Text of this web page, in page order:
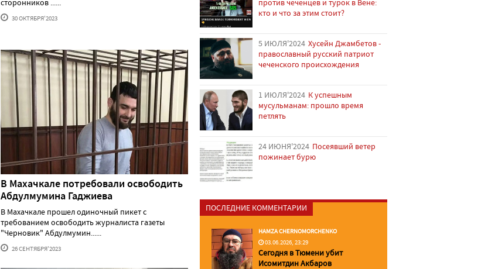
сторонников ......
30 ОКТЯБРЯ'2023
В Махачкале потребовали освободить
Абдулмумина Гаджиева
В Махачкале прошел одиночный пикет с
требованием освободить журналиста газеты
"Черновик" Абдулмумин......
26 СЕНТЯБРЯ'2023
против чеченцев и турок в Вене:
кто и что за этим стоит?
5 ИЮЛЯ'2024 Хусейн Джамбетов -
православный русский патриот
чеченского происхождения
1 ИЮЛЯ'2024 К успешным
мусульманам: прошло время
петлять
24 ИЮНЯ'2024 Посеявший ветер
пожинает бурю
ПОСЛЕДНИЕ КОММЕНТАРИИ
HAMZA CHERNOMORCHENKO
03.06.2026, 23:29
Сегодня в Тюмени убит
Исомитдин Акбаров